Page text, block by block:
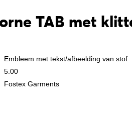
TAB met
Embleem met tekst/afbeelding van stof
5.00
Fostex Garments